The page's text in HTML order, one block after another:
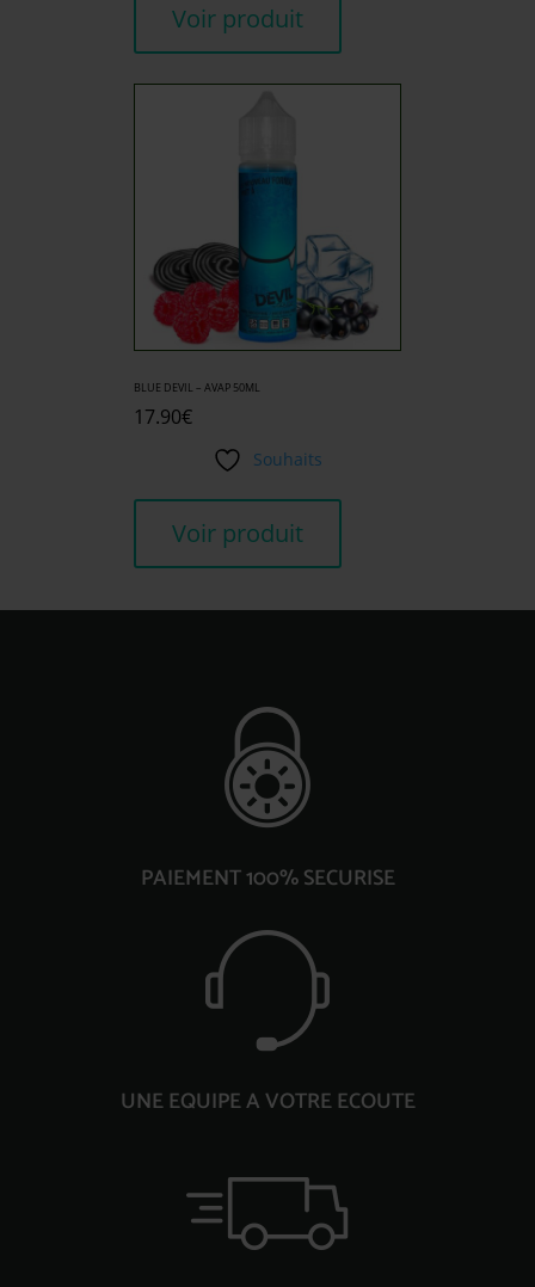
Voir produit
BLUE DEVIL – AVAP 50ML
17.90€
Souhaits
Voir produit
PAIEMENT 100% SECURISE
UNE EQUIPE A VOTRE ECOUTE